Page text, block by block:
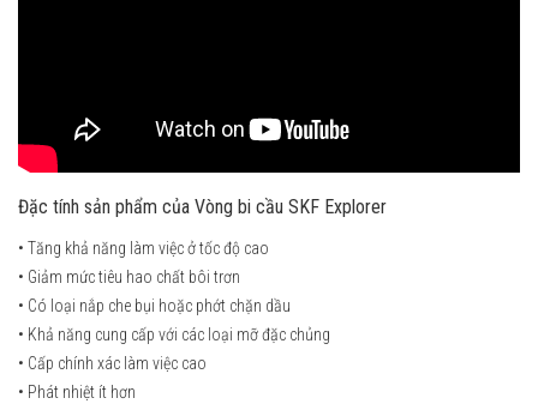
Đặc tính sản phẩm của Vòng bi cầu SKF Explorer
• Tăng khả năng làm việc ở tốc độ cao
• Giảm mức tiêu hao chất bôi trơn
• Có loại nắp che bụi hoặc phớt chặn dầu
• Khả năng cung cấp với các loại mỡ đặc chủng
• Cấp chính xác làm việc cao
• Phát nhiệt ít hơn